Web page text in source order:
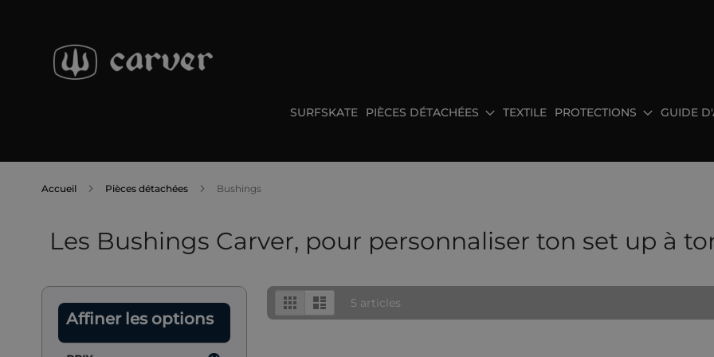
contenu
SURFSKATE PIÈCES DÉTACHÉES TEXTILE PROTECTIONS GUIDE
Accueil Pièces détachées Bushings
Les Bushings Carver, pour personnaliser ton set up à
Afficher
en
GrilleListe5 articles
Affiner les options